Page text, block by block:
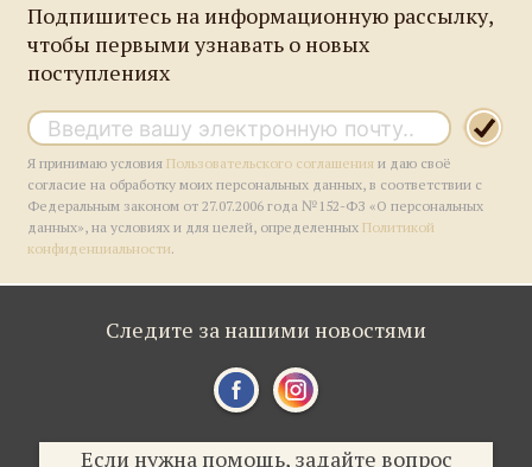
Подпишитесь на информационную рассылку,
чтобы первыми узнавать о новых
поступлениях
Я принимаю условияПользовательского соглашения и даю своё
согласие на обработку моих персональных данных, в соответствии с
Федеральным законом от 27.07.2006 года №152-ФЗ «О персональных
данных», на условиях и для целей, определенныхПолитикой
конфиденциальности.
Следите за нашими новостями
Если нужна помощь, задайте вопрос